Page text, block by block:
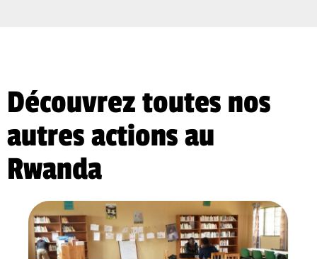
Découvrez toutes nos
autres actions au
Rwanda